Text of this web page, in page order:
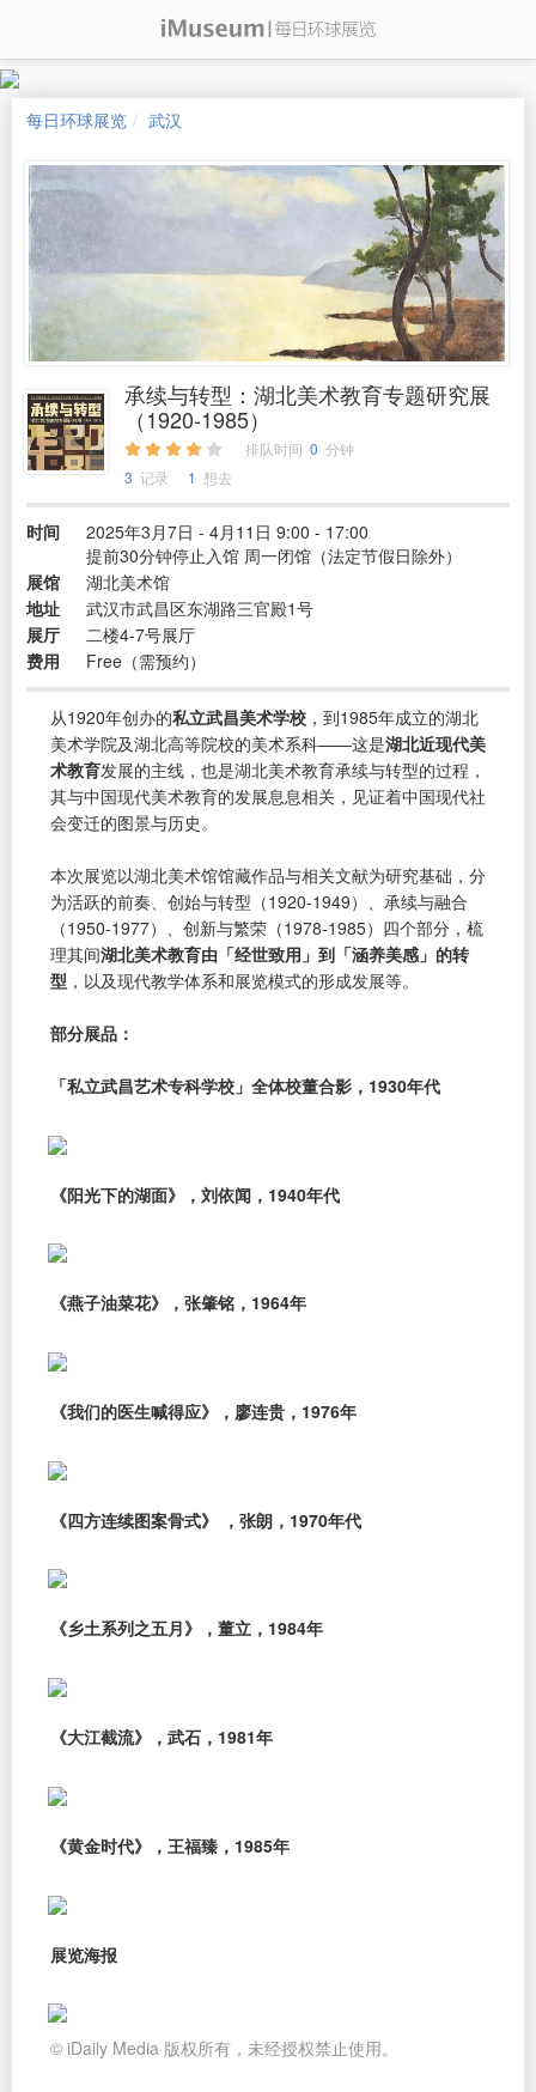
每日环球展览 武汉
承续与转型：湖北美术教育专题研究展
（1920-1985）
排队时间 0 分钟
3 记录 1 想去
时间
2025年3月7日 - 4月11日 9:00 - 17:00
提前30分钟停止入馆 周一闭馆（法定节假日除外）
展馆
湖北美术馆
地址
武汉市武昌区东湖路三官殿1号
展厅
二楼4-7号展厅
费用
Free（需预约）
从1920年创办的私立武昌美术学校 ，到1985年成立的湖北
美术学院及湖北高等院校的美术系科——这是湖北近现代美
术教育发展的主线，也是湖北美术教育承续与转型的过程，
其与中国现代美术教育的发展息息相关，见证着中国现代社
会变迁的图景与历史。
本次展览以湖北美术馆馆藏作品与相关文献为研究基础，分
为活跃的前奏、创始与转型（1920-1949）、承续与融合
（1950-1977）、创新与繁荣（1978-1985）四个部分，梳
理其间湖北美术教育由「经世致用」到「涵养美感」的转
型 ，以及现代教学体系和展览模式的形成发展等。
部分展品：
「私立武昌艺术专科学校」全体校董合影，1930年代
《阳光下的湖面》，刘依闻，1940年代
《燕子油菜花》，张肇铭，1964年
《我们的医生喊得应》，廖连贵，1976年
《四方连续图案骨式》 ，张朗，1970年代
《乡土系列之五月》，董立，1984年
《大江截流》，武石，1981年
《黄金时代》，王福臻，1985年
展览海报
© iDaily Media 版权所有，未经授权禁止使用。